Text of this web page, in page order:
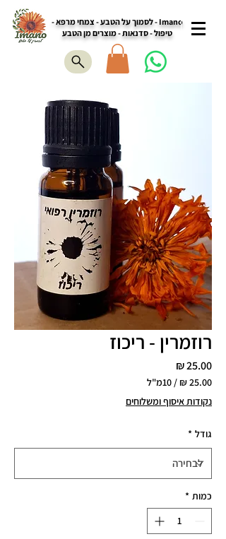
Imano - לסמוך על הטבע - צמחי מרפא -
טיפול - סדנאות - מוצרים מן הטבע
רוזמרין - ריכוז
/ 10מ"ל
לכל
Milliliters
נקודות איסוף ומשלוחים
גודל *
כמות *